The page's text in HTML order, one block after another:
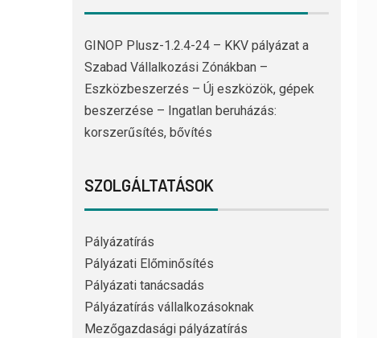
GINOP Plusz-1.2.4-24 – KKV pályázat a
Szabad Vállalkozási Zónákban –
Eszközbeszerzés – Új eszközök, gépek
beszerzése – Ingatlan beruházás:
korszerűsítés, bővítés
SZOLGÁLTATÁSOK
Pályázatírás
Pályázati Előminősítés
Pályázati tanácsadás
Pályázatírás vállalkozásoknak
Mezőgazdasági pályázatírás